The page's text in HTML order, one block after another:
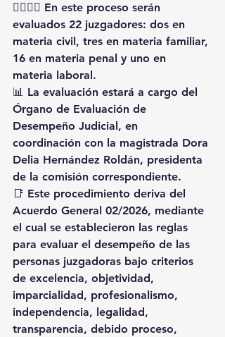
👩‍⚖️👨‍⚖️ En este proceso serán
evaluados 22 juzgadores: dos en
materia civil, tres en materia familiar,
16 en materia penal y uno en
materia laboral.
📊 La evaluación estará a cargo del
Órgano de Evaluación de
Desempeño Judicial, en
coordinación con la magistrada Dora
Delia Hernández Roldán, presidenta
de la comisión correspondiente.
📑 Este procedimiento deriva del
Acuerdo General 02/2026, mediante
el cual se establecieron las reglas
para evaluar el desempeño de las
personas juzgadoras bajo criterios
de excelencia, objetividad,
imparcialidad, profesionalismo,
independencia, legalidad,
transparencia, debido proceso,